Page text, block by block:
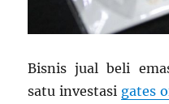
Bisnis jual beli
satu investasi gates